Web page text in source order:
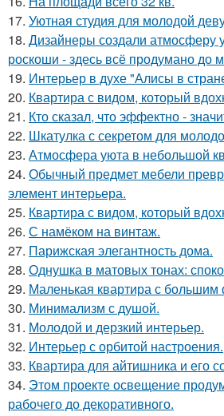
17. Уютная студия для молодой
18. Дизайнеры создали атмосферу
роскоши - здесь всё продумано до
19. Интерьер в духе "Алисы в
20. Квартира с видом, который
21. Кто сказал, что эффектно -
22. Шкатулка с секретом для
23. Атмосфера уюта в небольшой
24. Обычный предмет мебели
элемент интерьера.
25. Квартира с видом, который
26. С намёком на винтаж.
27. Парижская элегантность дома.
28. Однушка в матовых тонах:
29. Маленькая квартира с
30. Минимализм с душой.
31. Молодой и дерзкий интерьер.
32. Интерьер с орбитой настроения.
33. Квартира для айтишника и его
34. Этом проекте освещение
рабочего до декоративного.